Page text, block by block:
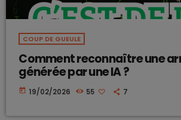
COUP DE GUEULE
Comment reconnaître une
générée par une IA ?
today 19/02/2026 55 7